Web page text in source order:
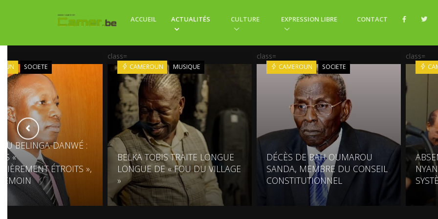
ACCUEIL ACTUALITÉS CULTURE EXPRESSION LIBRE CONTACT
SOCIETE
BELINGA-DANWÉ :
«
ÉTROITS »,
class=
CAMEROUN MUSIQUE
BELKA TOBIS TRAITE LONGUE
LONGUE DE « FOU DU VILLAGE
»
class=
CAMEROUN SOCIETE
DÉCÈS DE BAH OUMAROU
SANDA, MEMBRE DU CONSEIL
CONSTITUTIONNEL
class=